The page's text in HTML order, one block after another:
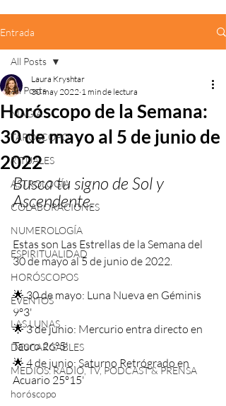
Entrada
All Posts
MAGIA
TARÓSCOPO
RITUALES
ASTROLOGÍA
COLABORACIONES
NUMEROLOGÍA
ESPIRITUALIDAD
HORÓSCOPOS
EVENTOS
LAS LUNAS
DESCARGABLES
MEDIOS: RADIO, TV, PODCAST & PRENSA
horóscopo
All Posts
Horóscopo de la Semana:
30 de mayo al 5 de junio de
2022
Laura Kryshtar
30 may 2022 1 min de lectura
Busca tu signo de Sol y
Ascendente.
Estas son Las Estrellas de la Semana del
30 de mayo al 5 de junio de 2022.
🌟 30 de mayo: Luna Nueva en Géminis
9º3'
🌟 3 de junio: Mercurio entra directo en
Tauro 26º5'
🌟 4 de junio: Saturno Retrógrado en
Acuario 25º15'